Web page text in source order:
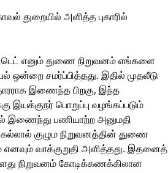
துறையில் அளித்த புகாரில்
எனும் துணை நிறுவனம் எங்களை
ஒன்றை சமர்ப்பித்தது. இதில் முதலீடு
இணைந்த பிறகு, இந்த
இயக்குநர் பொறுப்பு வழங்கப்படும்
இணைந்து பணியாற்ற அனுமதி
குழும நிறுவனத்தின் துணை
எனவும் வாக்குறுதி அளித்தது. இதனைத்
நிறுவனம் கோடிக்கணக்கிலான